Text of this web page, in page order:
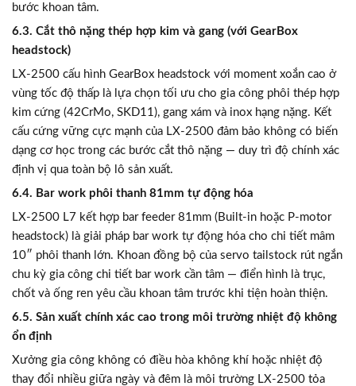
bước khoan tâm.
6.3. Cắt thô nặng thép hợp kim và gang (với GearBox
headstock)
LX-2500 cấu hình GearBox headstock với moment xoắn cao ở
vùng tốc độ thấp là lựa chọn tối ưu cho gia công phôi thép hợp
kim cứng (42CrMo, SKD11), gang xám và inox hạng nặng. Kết
cấu cứng vững cực mạnh của LX-2500 đảm bảo không có biến
dạng cơ học trong các bước cắt thô nặng — duy trì độ chính xác
định vị qua toàn bộ lô sản xuất.
6.4. Bar work phôi thanh 81mm tự động hóa
LX-2500 L7 kết hợp bar feeder 81mm (Built-in hoặc P-motor
headstock) là giải pháp bar work tự động hóa cho chi tiết mâm
10″ phôi thanh lớn. Khoan đồng bộ của servo tailstock rút ngắn
chu kỳ gia công chi tiết bar work cần tâm — điển hình là trục,
chốt và ống ren yêu cầu khoan tâm trước khi tiện hoàn thiện.
6.5. Sản xuất chính xác cao trong môi trường nhiệt độ không
ổn định
Xưởng gia công không có điều hòa không khí hoặc nhiệt độ
thay đổi nhiều giữa ngày và đêm là môi trường LX-2500 tỏa